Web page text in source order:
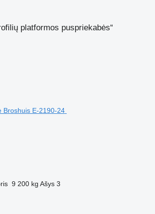
platformos puspriekabės“
9 200 kg Ašys 3